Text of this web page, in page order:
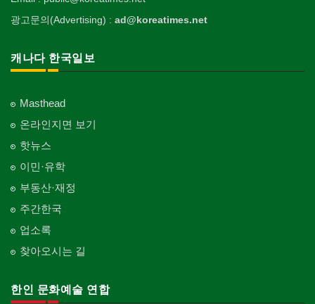
광고문의(Advertising) : ad@koreatimes.net
캐나다 한국일보
Masthead
온라인지면 보기
핫뉴스
이민·유학
부동산·재정
주간한국
업소록
찾아오시는 길
한인 문화예술 연합